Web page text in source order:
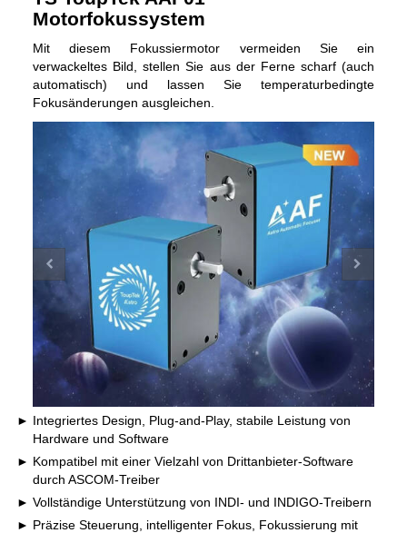
Motorfokussystem
Mit diesem Fokussiermotor vermeiden Sie ein
verwackeltes Bild, stellen Sie aus der Ferne scharf (auch
automatisch) und lassen Sie temperaturbedingte
Fokusänderungen ausgleichen.
Integriertes Design, Plug-and-Play, stabile Leistung von
Hardware und Software
Kompatibel mit einer Vielzahl von Drittanbieter-Software
durch ASCOM-Treiber
Vollständige Unterstützung von INDI- und INDIGO-Treibern
Präzise Steuerung, intelligenter Fokus, Fokussierung mit